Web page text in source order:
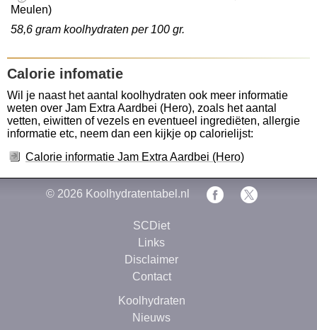
Meulen)
58,6 gram koolhydraten per 100 gr.
Calorie infomatie
Wil je naast het aantal koolhydraten ook meer informatie
weten over Jam Extra Aardbei (Hero), zoals het aantal
vetten, eiwitten of vezels en eventueel ingrediëten, allergie
informatie etc, neem dan een kijkje op calorielijst:
Calorie informatie Jam Extra Aardbei (Hero)
© 2026 Koolhydratentabel.nl
SCDiet
Links
Disclaimer
Contact
Koolhydraten
Nieuws